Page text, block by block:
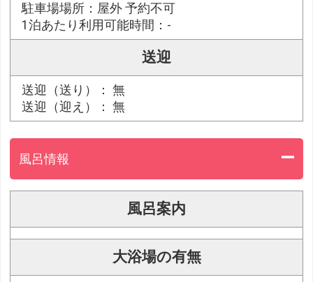
駐車場場所：屋外 予約不可
1泊あたり利用可能時間：-
送迎
送迎（送り）： 無
送迎（迎え）： 無
風呂情報
風呂案内
大浴場の有無